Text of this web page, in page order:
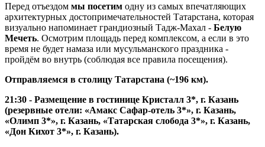
Перед отъездом мы посетим одну из самых впечатляющих
архитектурных достопримечательностей Татарстана, которая
визуально напоминает грандиозный Тадж-Махал - Белую
Мечеть. Осмотрим площадь перед комплексом, а если в это
время не будет намаза или мусульманского праздника -
пройдём во внутрь (соблюдая все правила посещения).
Отправляемся в столицу Татарстана (~196 км).
21:30 - Размещение в гостинице Кристалл 3*, г. Казань
(резервные отели: «Амакс Сафар-отель 3*», г. Казань,
«Олимп 3*», г. Казань, «Татарская слобода 3*», г. Казань,
«Дон Кихот 3*», г. Казань).